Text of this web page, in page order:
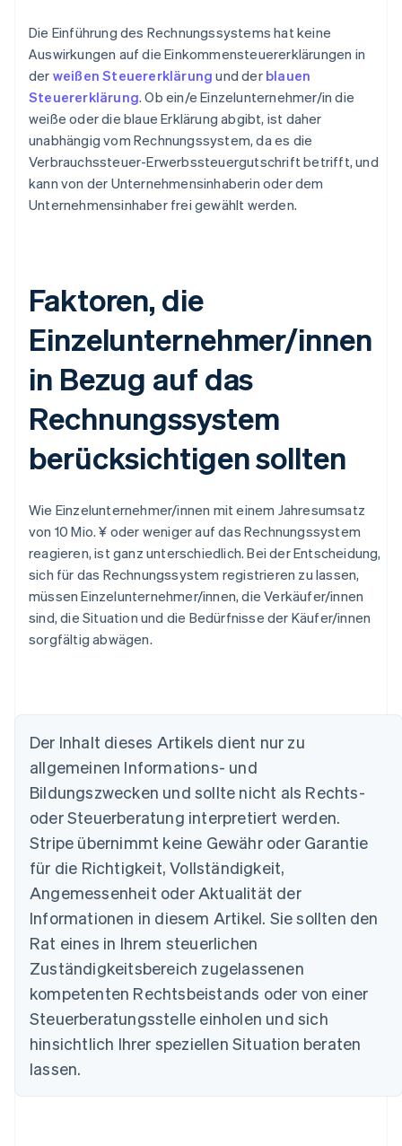
Die Einführung des Rechnungssystems hat keine
Auswirkungen auf die Einkommensteuererklärungen in
der weißen Steuererklärung und der blauen
Steuererklärung. Ob ein/e Einzelunternehmer/in die
weiße oder die blaue Erklärung abgibt, ist daher
unabhängig vom Rechnungssystem, da es die
Verbrauchssteuer-Erwerbssteuergutschrift betrifft, und
kann von der Unternehmensinhaberin oder dem
Unternehmensinhaber frei gewählt werden.
Faktoren, die
Einzelunternehmer/innen
in Bezug auf das
Rechnungssystem
berücksichtigen sollten
Wie Einzelunternehmer/innen mit einem Jahresumsatz
von 10 Mio. ¥ oder weniger auf das Rechnungssystem
reagieren, ist ganz unterschiedlich. Bei der Entscheidung,
sich für das Rechnungssystem registrieren zu lassen,
müssen Einzelunternehmer/innen, die Verkäufer/innen
sind, die Situation und die Bedürfnisse der Käufer/innen
sorgfältig abwägen.
Der Inhalt dieses Artikels dient nur zu
allgemeinen Informations- und
Bildungszwecken und sollte nicht als Rechts-
oder Steuerberatung interpretiert werden.
Stripe übernimmt keine Gewähr oder Garantie
für die Richtigkeit, Vollständigkeit,
Angemessenheit oder Aktualität der
Informationen in diesem Artikel. Sie sollten den
Rat eines in Ihrem steuerlichen
Zuständigkeitsbereich zugelassenen
kompetenten Rechtsbeistands oder von einer
Steuerberatungsstelle einholen und sich
hinsichtlich Ihrer speziellen Situation beraten
lassen.
English
Belgien
Nederlands Français Deutsch English
Brasilien
PortuguêsEnglish
Bulgarien
Dänemark
English
Deutschland
Deutsch English
Estland
English
Festlandchina
简体中文 English
Finnland
EnglishSvenska
Frankreich
Français